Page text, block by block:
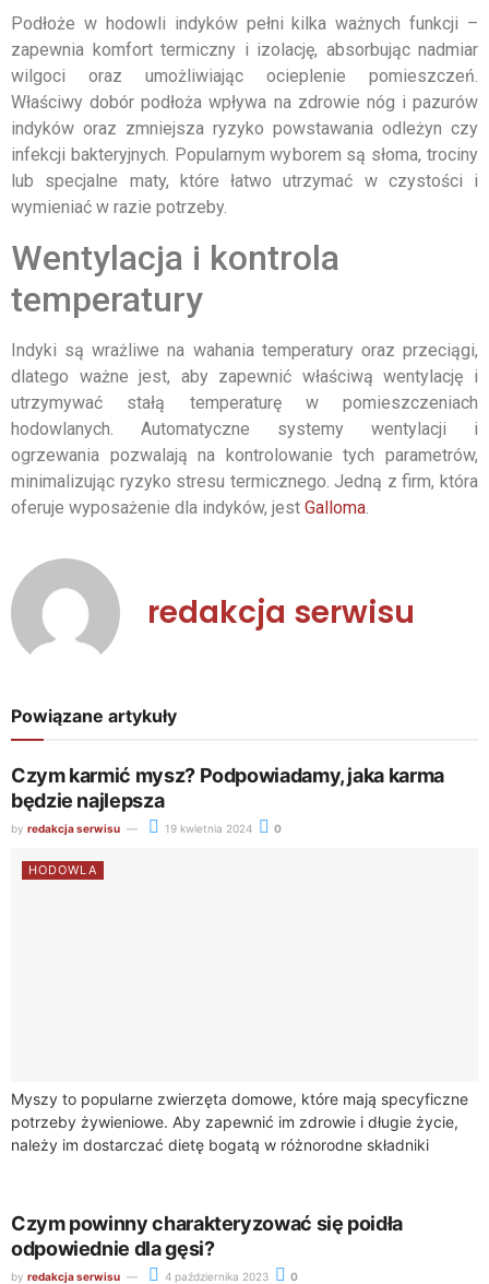
Podłoże w hodowli indyków pełni kilka ważnych funkcji –
zapewnia komfort termiczny i izolację, absorbując nadmiar
wilgoci oraz umożliwiając ocieplenie pomieszczeń.
Właściwy dobór podłoża wpływa na zdrowie nóg i pazurów
indyków oraz zmniejsza ryzyko powstawania odleżyn czy
infekcji bakteryjnych. Popularnym wyborem są słoma, trociny
lub specjalne maty, które łatwo utrzymać w czystości i
wymieniać w razie potrzeby.
Wentylacja i kontrola
temperatury
Indyki są wrażliwe na wahania temperatury oraz przeciągi,
dlatego ważne jest, aby zapewnić właściwą wentylację i
utrzymywać stałą temperaturę w pomieszczeniach
hodowlanych. Automatyczne systemy wentylacji i
ogrzewania pozwalają na kontrolowanie tych parametrów,
minimalizując ryzyko stresu termicznego. Jedną z firm, która
oferuje wyposażenie dla indyków, jest Galloma
redakcja serwisu
Powiązane artykuły
Czym karmić mysz? Podpowiadamy, jaka karma
będzie najlepsza
by redakcja serwisu 19 kwietnia 2024 0
HODOWLA
Myszy to popularne zwierzęta domowe, które mają specyficzne
potrzeby żywieniowe. Aby zapewnić im zdrowie i długie życie,
należy im dostarczać dietę bogatą w różnorodne składniki
Czym powinny charakteryzować się poidła
odpowiednie dla gęsi?
by redakcja serwisu 4 października 2023 0